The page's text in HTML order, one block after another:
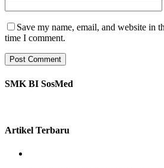
Save my name, email, and website in
time I comment.
SMK BI SosMed
Artikel Terbaru